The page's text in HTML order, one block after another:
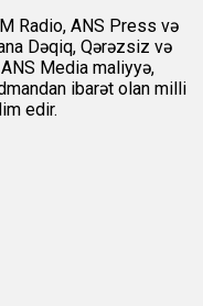
Radio, ANS Press və
Dəqiq, Qərəzsiz və
Media maliyyə,
ibarət olan milli
edir.